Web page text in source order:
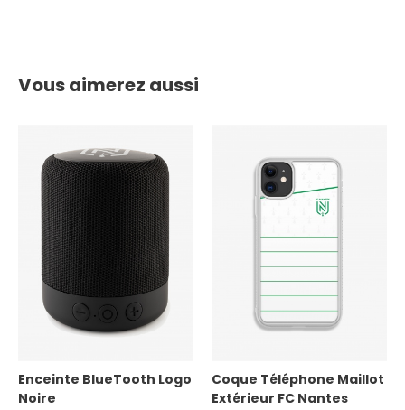
Vous aimerez aussi
Enceinte BlueTooth Logo
Noire
Coque Téléphone Maillot
Extérieur FC Nantes